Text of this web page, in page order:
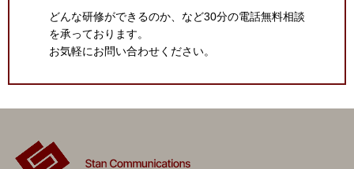
どんな研修ができるのか、など30分の電話無料相談
を承っております。
お気軽にお問い合わせください。